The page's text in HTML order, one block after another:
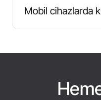
koruması kullanır.
sıfır veri depolama
Mobil cihazlarda